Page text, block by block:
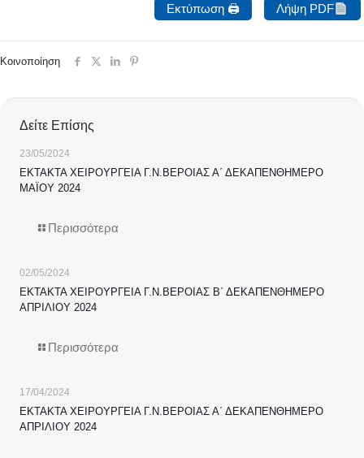
Εκτύπωση 🖨 Λήψη PDF
Κοινοποίηση
Δείτε Επίσης
23/05/2024
ΕΚΤΑΚΤΑ ΧΕΙΡΟΥΡΓΕΙΑ Γ.Ν.ΒΕΡΟΙΑΣ Α΄ ΔΕΚΑΠΕΝΘΗΜΕΡΟ
ΜΑΪΟΥ 2024
Περισσότερα
02/05/2024
ΕΚΤΑΚΤΑ ΧΕΙΡΟΥΡΓΕΙΑ Γ.Ν.ΒΕΡΟΙΑΣ Β΄ ΔΕΚΑΠΕΝΘΗΜΕΡΟ
ΑΠΡΙΛΙΟΥ 2024
Περισσότερα
17/04/2024
ΕΚΤΑΚΤΑ ΧΕΙΡΟΥΡΓΕΙΑ Γ.Ν.ΒΕΡΟΙΑΣ Α΄ ΔΕΚΑΠΕΝΘΗΜΕΡΟ
ΑΠΡΙΛΙΟΥ 2024